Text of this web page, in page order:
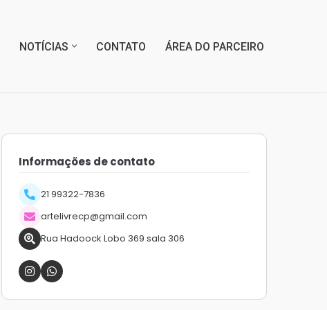
NOTÍCIAS CONTATO ÁREA DO PARCEIRO
Informações de contato
21 99322-7836
artelivrecp@gmail.com
Rua Hadoock Lobo 369 sala 306